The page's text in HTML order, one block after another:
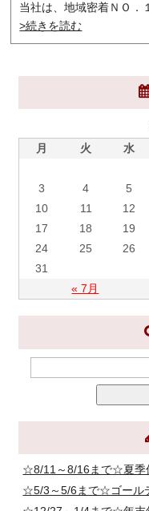
当社は、地域密着ＮＯ．
>続きを読む
月 火 水
« 7月
3
4 5
10
11 12
17
18 19
24
25 26
31
☆8/11～8/16まで☆夏季
☆5/3～5/6まで☆ゴール